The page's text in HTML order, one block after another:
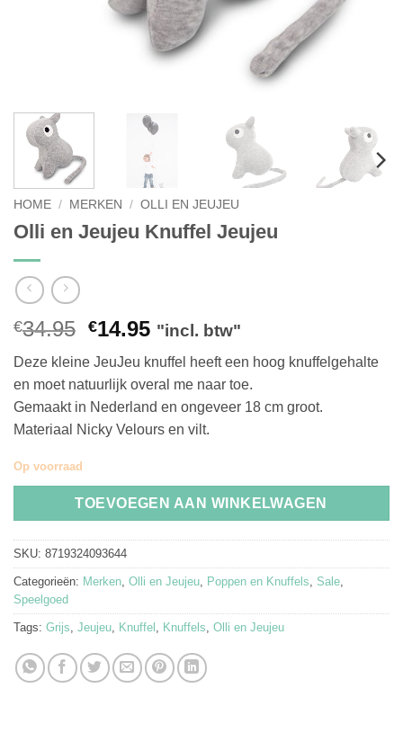
HOME / MERKEN / OLLI EN JEUJEU
Olli en Jeujeu Knuffel Jeujeu
€34.95 Oorspronkelijke
was:
€34.95.
€14.95Huidige
is:
€14.95.
"incl. btw"
Deze kleine JeuJeu knuffel heeft een hoog knuffelgehalte
en moet natuurlijk overal me naar toe.
Gemaakt in Nederland en ongeveer 18 cm groot.
Materiaal Nicky Velours en vilt.
Op voorraad
TOEVOEGEN AAN WINKELWAGEN
SKU: 8719324093644
Categorieën: Merken Olli en Jeujeu Poppen en Knuffels Sale
Speelgoed
Tags: Grijs Jeujeu Knuffel Knuffels Olli en Jeujeu